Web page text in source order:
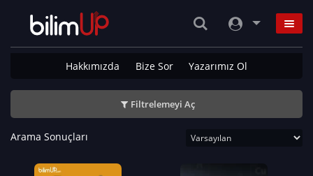
Hakkımızda Bize Sor Yazarımız Ol
Filtrelemeyi Aç
Arama Sonuçları